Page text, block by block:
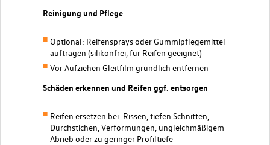
Reinigung und Pflege
Optional: Reifensprays oder Gummipflegemittel
auftragen (silikonfrei, für Reifen geeignet)
Vor Aufziehen Gleitfilm gründlich entfernen
Schäden erkennen und Reifen ggf. entsorgen
Reifen ersetzen bei: Rissen, tiefen Schnitten,
Durchstichen, Verformungen, ungleichmäßigem
Abrieb oder zu geringer Profiltiefe